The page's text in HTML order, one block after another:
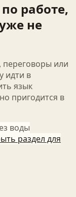
работе,
не
переговоры или
идти в
язык
пригодится в
воды
раздел для